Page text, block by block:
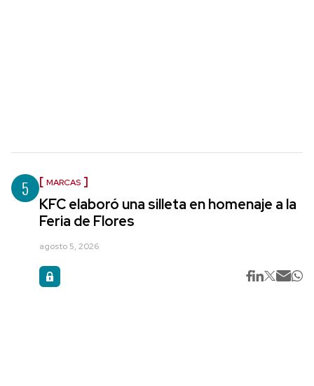
5 MARCAS
KFC elaboró una silleta en homenaje a la
Feria de Flores
agosto 5, 2026